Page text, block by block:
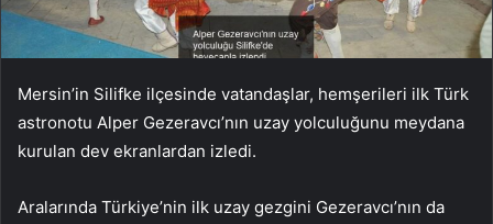
Mersin’in Silifke ilçesinde vatandaşlar, hemşerileri ilk Türk
astronotu Alper Gezeravcı’nın uzay yolculuğunu meydana
kurulan dev ekranlardan izledi.
Aralarında Türkiye’nin ilk uzay gezgini Gezeravcı’nın da